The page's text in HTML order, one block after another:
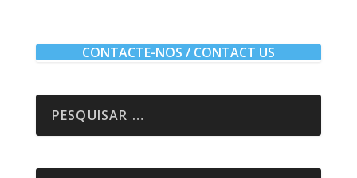
CONTACTE-NOS / CONTACT US